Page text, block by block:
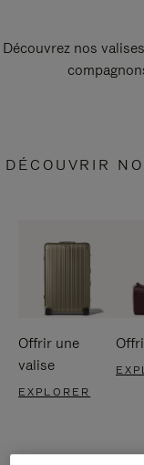
Découvrez nos
DÉCOUVRIR
Offrir une
valise
EXPLORER